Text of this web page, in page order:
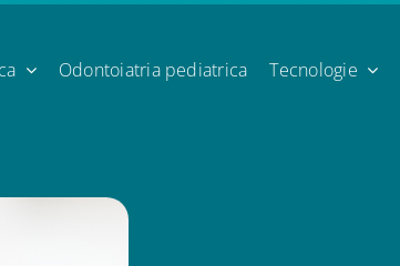
Odontoiatria pediatrica Tecnologie